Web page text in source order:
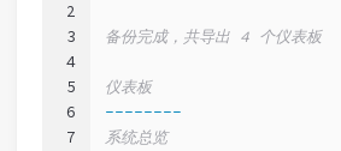
2
3
4
5
6
7
备份完成，共导出 4 个仪表板
仪表板
--------
系统总览